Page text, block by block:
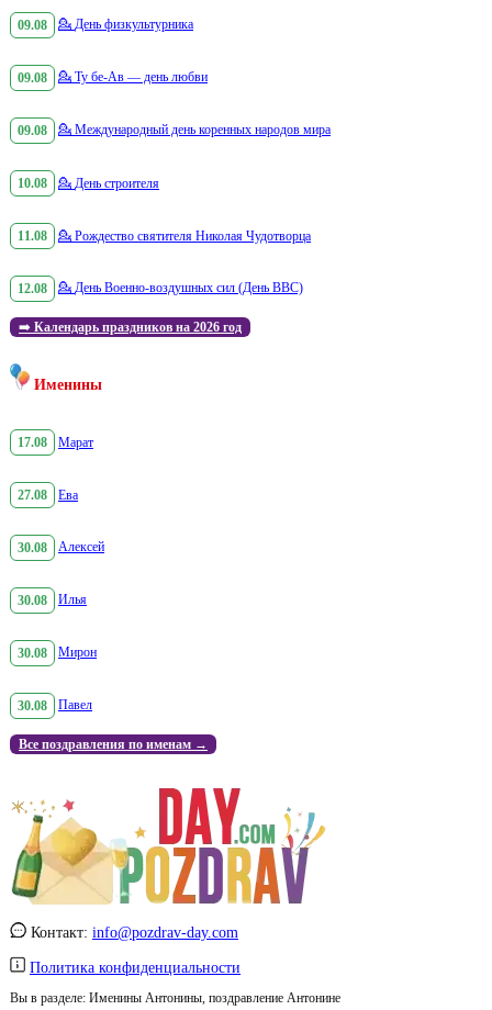
09.08 💁 День физкультурника
09.08 💁 Ту бе-Ав — день любви
09.08 💁 Международный день коренных народов мира
10.08 💁 День строителя
11.08 💁 Рождество святителя Николая Чудотворца
12.08 💁 День Военно-воздушных сил (День ВВС)
➡️ Календарь праздников на 2026 год
Именины
17.08 Марат
27.08 Ева
30.08 Алексей
30.08 Илья
30.08 Мирон
30.08 Павел
Все поздравления по именам →
Контакт: info@pozdrav-day.com
Политика конфиденциальности
Вы в разделе: Именины Антонины, поздравление Антонине